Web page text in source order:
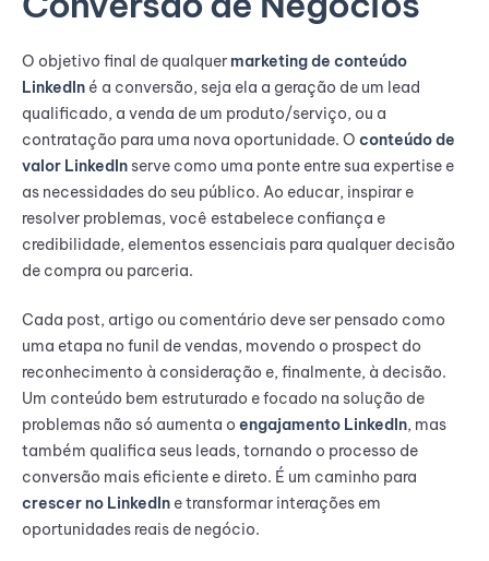
O objetivo final de qualquermarketing de conteúdo
LinkedIn é a conversão, seja ela a geração de um lead
qualificado, a venda de um produto/serviço, ou a
contratação para uma nova oportunidade. O conteúdo de
valor LinkedIn serve como uma ponte entre sua expertise e
as necessidades do seu público. Ao educar, inspirar e
resolver problemas, você estabelece confiança e
credibilidade, elementos essenciais para qualquer decisão
de compra ou parceria.
Cada post, artigo ou comentário deve ser pensado como
uma etapa no funil de vendas, movendo o prospect do
reconhecimento à consideração e, finalmente, à decisão.
Um conteúdo bem estruturado e focado na solução de
problemas não só aumenta o engajamento LinkedIn, mas
também qualifica seus leads, tornando o processo de
conversão mais eficiente e direto. É um caminho para
crescer no LinkedIn e transformar interações em
oportunidades reais de negócio.